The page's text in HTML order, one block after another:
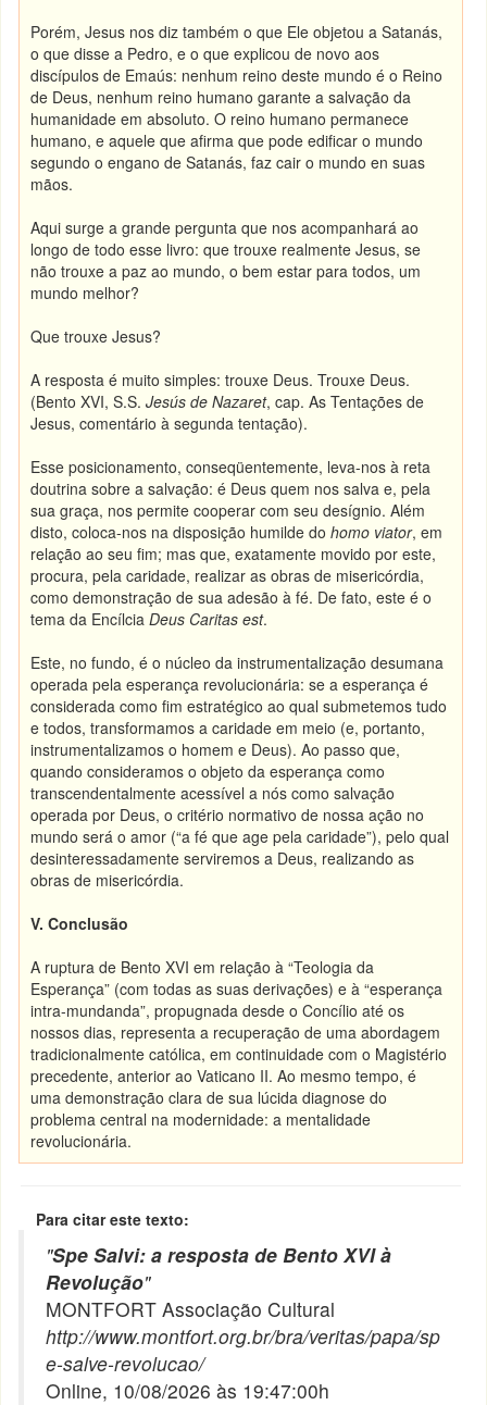
Porém, Jesus nos diz também o que Ele objetou a Satanás,
o que disse a Pedro, e o que explicou de novo aos
discípulos de Emaús: nenhum reino deste mundo é o Reino
de Deus, nenhum reino humano garante a salvação da
humanidade em absoluto. O reino humano permanece
humano, e aquele que afirma que pode edificar o mundo
segundo o engano de Satanás, faz cair o mundo en suas
mãos.
Aqui surge a grande pergunta que nos acompanhará ao
longo de todo esse livro: que trouxe realmente Jesus, se
não trouxe a paz ao mundo, o bem estar para todos, um
mundo melhor?
Que trouxe Jesus?
A resposta é muito simples: trouxe Deus. Trouxe Deus.
(Bento XVI, S.S.Jesús de Nazaret, cap. As Tentações de
Jesus, comentário à segunda tentação).
Esse posicionamento, conseqüentemente, leva-nos à reta
doutrina sobre a salvação: é Deus quem nos salva e, pela
sua graça, nos permite cooperar com seu desígnio. Além
disto, coloca-nos na disposição humilde dohomo viator, em
relação ao seu fim; mas que, exatamente movido por este,
procura, pela caridade, realizar as obras de misericórdia,
como demonstração de sua adesão à fé. De fato, este é o
tema da EncílciaDeus Caritas est.
Este, no fundo, é o núcleo da instrumentalização desumana
operada pela esperança revolucionária: se a esperança é
considerada como fim estratégico ao qual submetemos tudo
e todos, transformamos a caridade em meio (e, portanto,
instrumentalizamos o homem e Deus). Ao passo que,
quando consideramos o objeto da esperança como
transcendentalmente acessível a nós como salvação
operada por Deus, o critério normativo de nossa ação no
mundo será o amor (“a fé que age pela caridade”), pelo qual
desinteressadamente serviremos a Deus, realizando as
obras de misericórdia.
V. Conclusão
A ruptura de Bento XVI em relação à “Teologia da
Esperança” (com todas as suas derivações) e à “esperança
intra-mundanda”, propugnada desde o Concílio até os
nossos dias, representa a recuperação de uma abordagem
tradicionalmente católica, em continuidade com o Magistério
precedente, anterior ao Vaticano II. Ao mesmo tempo, é
uma demonstração clara de sua lúcida diagnose do
problema central na modernidade: a mentalidade
revolucionária.
Para citar este texto:
"Spe Salvi: a resposta de Bento XVI à
Revolução"
MONTFORT Associação Cultural
http://www.montfort.org.br/bra/veritas/papa/sp
e-salve-revolucao/
Online, 10/08/2026 às 19:47:00h